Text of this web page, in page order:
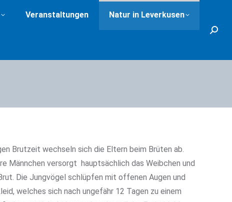
Veranstaltungen Natur in Leverkusen
Brutzeit wechseln sich die Eltern beim Brüten ab.
Männchen versorgt hauptsächlich das Weibchen und
Die Jungvögel schlüpfen mit offenen Augen und
welches sich nach ungefähr 12 Tagen zu einem